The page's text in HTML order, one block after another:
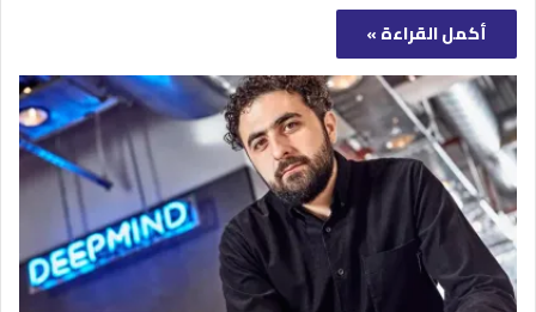
أكمل القراءة »